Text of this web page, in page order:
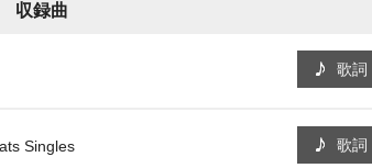
収録曲
歌詞
Singles 歌詞